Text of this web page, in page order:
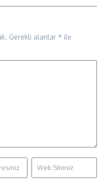
Gerekli alanlar * ile